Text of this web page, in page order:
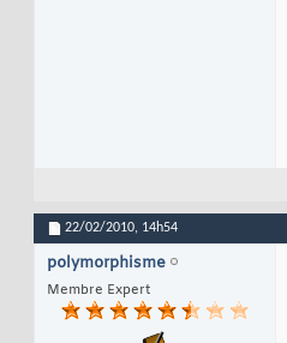
22/02/2010, 14h54
polymorphisme
Membre Expert